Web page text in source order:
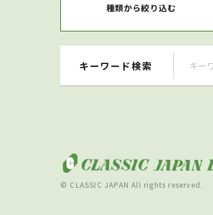
種類から絞り込む
キーワード検索
© CLASSIC JAPAN All rights reserved.